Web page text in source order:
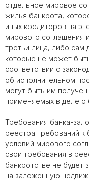
отдельное мировое
жилья банкрота,
иных кредиторов на
мирового соглашения
третьи лица, либо сам
которые не может
соответствии с
об исполнительном
могут быть им
применяемых в деле о
Требования банка-
реестра требований к
условий мирового
свои требования в
банкротстве не будет
на заложенную